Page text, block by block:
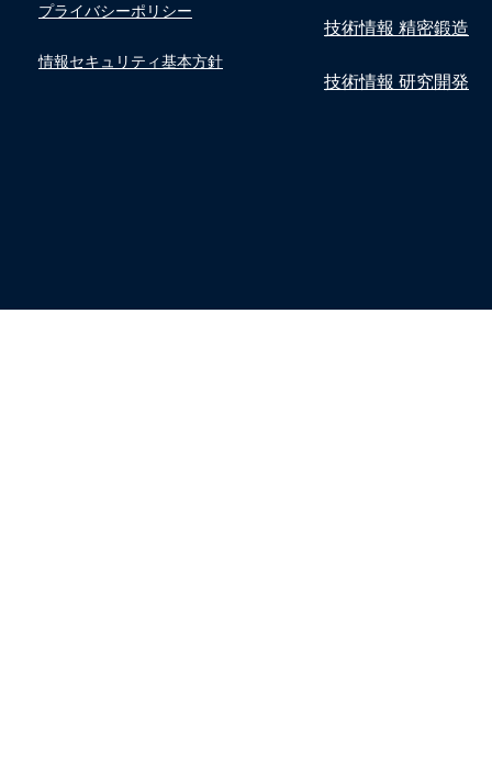
技術情報 精密鍛造
技術情報 研究開発
プライバシーポリシー
情報セキュリティ基本方針